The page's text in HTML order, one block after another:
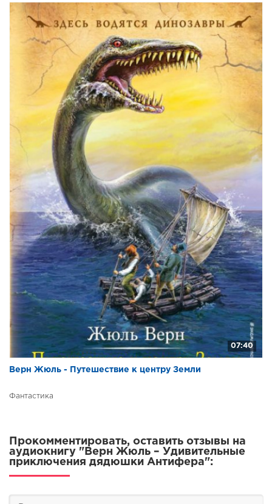
07:40
Верн Жюль - Путешествие к центру Земли
Фантастика
Прокомментировать, оставить отзывы на
аудиокнигу "Верн Жюль – Удивительные
приключения дядюшки Антифера":